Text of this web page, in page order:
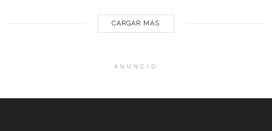
CARGAR MÁS
ANUNCIO